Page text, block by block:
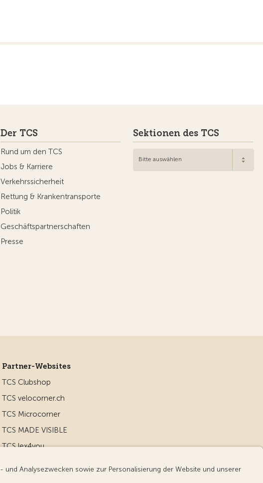
Der TCS
Rund um den TCS
Jobs & Karriere
Verkehrssicherheit
Rettung & Krankentransporte
Politik
Geschäftspartnerschaften
Presse
Sektionen des TCS
Bitte auswählen
Partner-Websites
TCS Clubshop
TCS velocorner.ch
TCS Microcorner
TCS MADE VISIBLE
TCS lex4you